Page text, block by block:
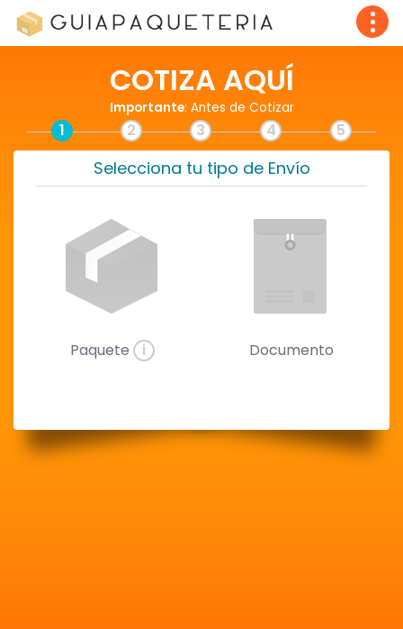
COTIZA AQUÍ
Importante: Antes de Cotizar
1 2 3 4 5
Selecciona tu tipo de Envío
Paquete i Documento